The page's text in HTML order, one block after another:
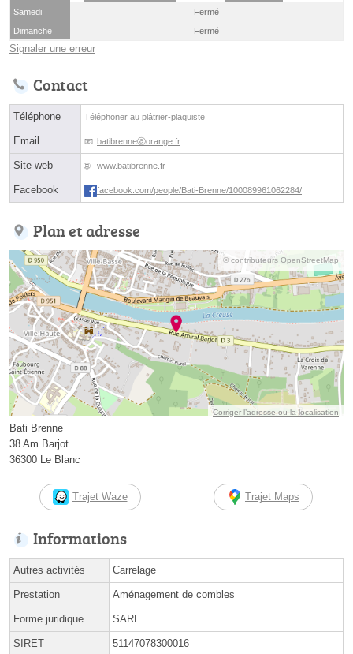
Samedi
Fermé
Dimanche
Fermé
Signaler une erreur
Contact
Téléphone Téléphoner au plâtrier-plaquiste
Email batibrenneⓐorange.fr
Site web www.batibrenne.fr
Facebook facebook.com/people/Bati-Brenne/100089961062284/
Plan et adresse
© contributeurs OpenStreetMap
Corriger l’adresse ou la localisation
Bati Brenne
38 Am Barjot
36300 Le Blanc
Trajet Waze Trajet Maps
Informations
Autres activités Carrelage
Prestation Aménagement de combles
Forme juridique SARL
SIRET 51147078300016